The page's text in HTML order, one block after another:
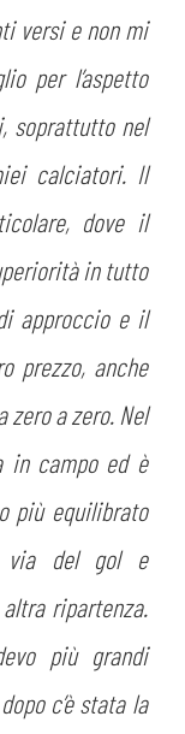
versi e non mi
per l’aspetto
soprattutto nel
calciatori. Il
dove il
in tutto
approccio e il
prezzo, anche
a zero. Nel
in campo ed è
più equilibrato
via del gol e
ripartenza.
più grandi
c’è stata la